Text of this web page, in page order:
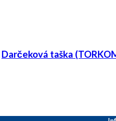
Darčeková taška